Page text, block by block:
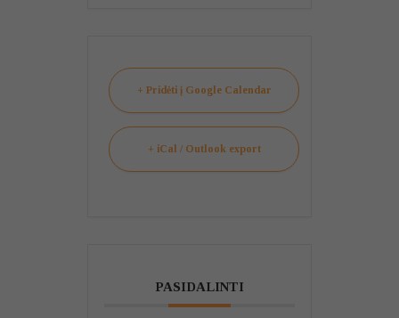
+ Pridėti į Google Calendar
+ iCal / Outlook export
PASIDALINTI